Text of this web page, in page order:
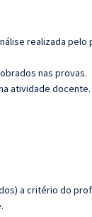
realizada
nas provas.
atividade docente.
a critério do